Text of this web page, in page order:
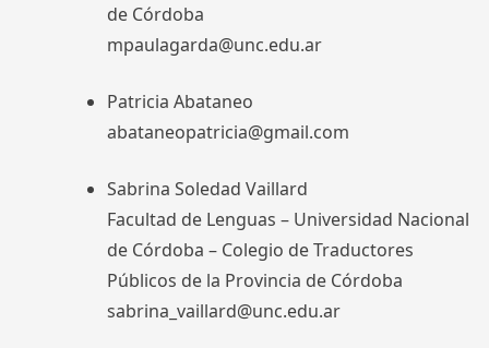
de Córdoba
mpaulagarda@unc.edu.ar
Patricia Abataneo
abataneopatricia@gmail.com
Sabrina Soledad Vaillard
Facultad de Lenguas – Universidad Nacional
de Córdoba – Colegio de Traductores
Públicos de la Provincia de Córdoba
sabrina_vaillard@unc.edu.ar